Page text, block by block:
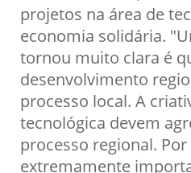
projetos na área de
economia solidária.
tornou muito clara é
desenvolvimento
processo local. A
tecnológica devem
processo regional. Por
extremamente